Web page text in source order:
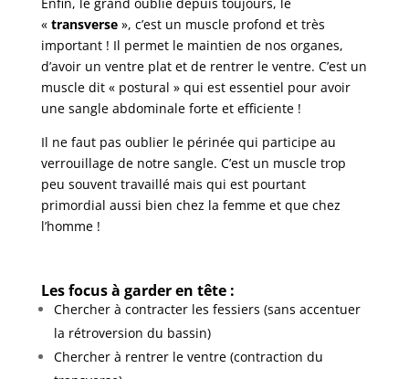
« transverse», c’est un muscle profond et très
important ! Il permet le maintien de nos organes,
d’avoir un ventre plat et de rentrer le ventre. C’est un
muscle dit « postural » qui est essentiel pour avoir
une sangle abdominale forte et efficiente !
Il ne faut pas oublier le périnée qui participe au
verrouillage de notre sangle. C’est un muscle trop
peu souvent travaillé mais qui est pourtant
primordial aussi bien chez la femme et que chez
l’homme !
Les focus à garder en tête :
Chercher à contracter les fessiers (sans accentuer
la rétroversion du bassin)
Chercher à rentrer le ventre (contraction du